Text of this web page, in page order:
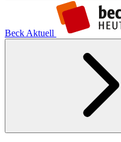
Beck Aktuell